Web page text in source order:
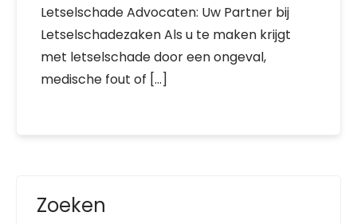
Letselschade Advocaten: Uw Partner bij
Letselschadezaken Als u te maken krijgt
met letselschade door een ongeval,
medische fout of […]
Zoeken